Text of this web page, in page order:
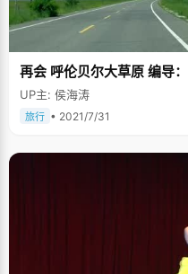
再会 呼伦贝尔大草原 编导
UP主: 侯海涛
旅行 • 2021/7/31